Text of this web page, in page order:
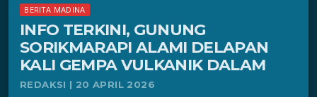
BERITA MADINA
INFO TERKINI, GUNUNG
SORIKMARAPI ALAMI DELAPAN
KALI GEMPA VULKANIK DALAM
REDAKSI | 20 APRIL 2026